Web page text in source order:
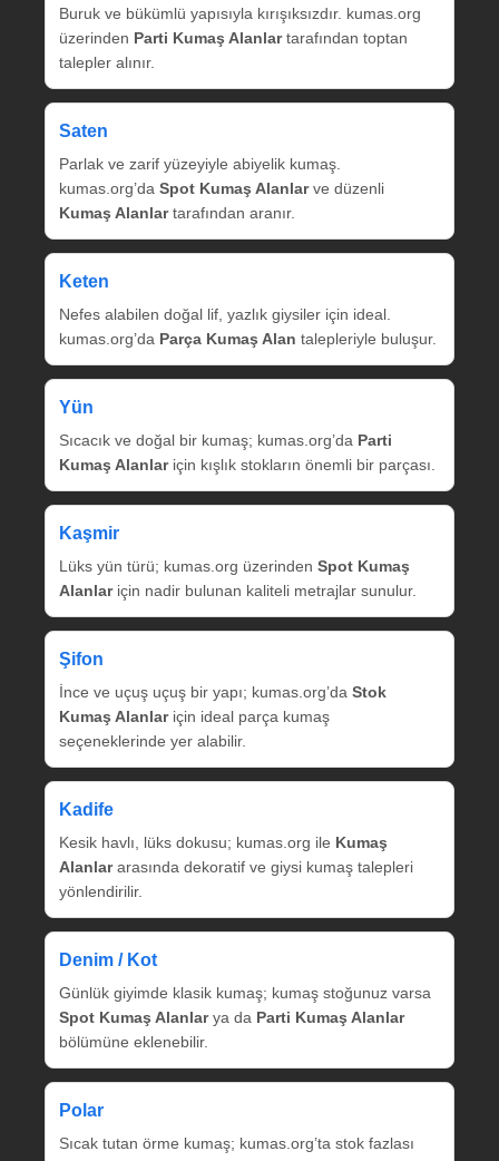
Buruk ve bükümlü yapısıyla kırışıksızdır. kumas.org
üzerinden Parti Kumaş Alanlartarafından toptan
talepler alınır.
Saten
Parlak ve zarif yüzeyiyle abiyelik kumaş.
kumas.org’da Spot Kumaş Alanlarve düzenli
Kumaş Alanlartarafından aranır.
Keten
Nefes alabilen doğal lif, yazlık giysiler için ideal.
kumas.org’da Parça Kumaş Alan talepleriyle buluşur.
Yün
Sıcacık ve doğal bir kumaş; kumas.org’da Parti
Kumaş Alanlariçin kışlık stokların önemli bir parçası.
Kaşmir
Lüks yün türü; kumas.org üzerinden Spot Kumaş
Alanlariçin nadir bulunan kaliteli metrajlar sunulur.
Şifon
İnce ve uçuş uçuş bir yapı; kumas.org’da Stok
Kumaş Alanlariçin ideal parça kumaş
seçeneklerinde yer alabilir.
Kadife
Kesik havlı, lüks dokusu; kumas.org ile Kumaş
Alanlararasında dekoratif ve giysi kumaş talepleri
yönlendirilir.
Denim / Kot
Günlük giyimde klasik kumaş; kumaş stoğunuz varsa
Spot Kumaş Alanlarya da Parti Kumaş Alanlar
bölümüne eklenebilir.
Polar
Sıcak tutan örme kumaş; kumas.org’ta stok fazlası